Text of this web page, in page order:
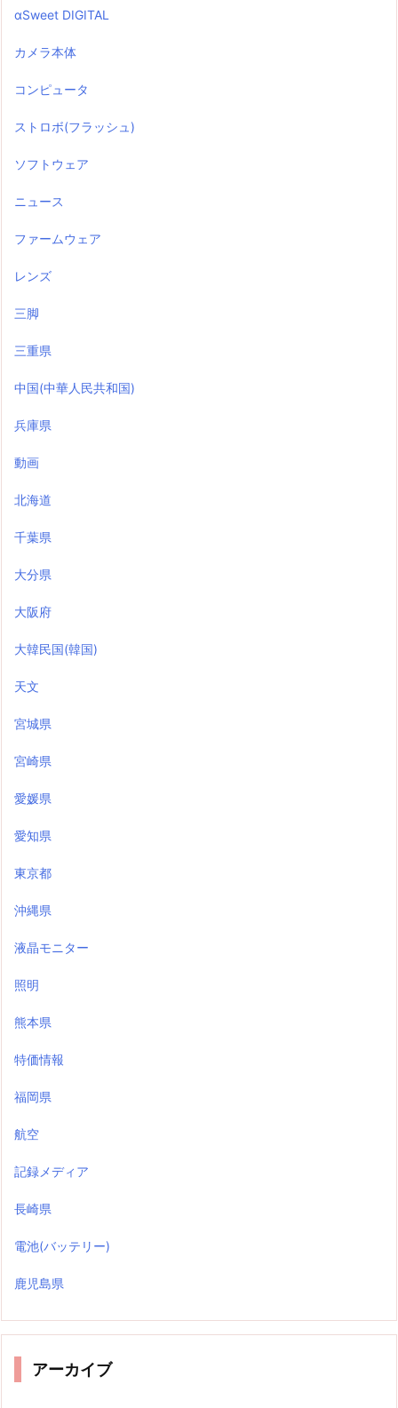
αSweet DIGITAL
カメラ本体
コンピュータ
ストロボ(フラッシュ)
ソフトウェア
ニュース
ファームウェア
レンズ
三脚
三重県
中国(中華人民共和国)
兵庫県
動画
北海道
千葉県
大分県
大阪府
大韓民国(韓国)
天文
宮城県
宮崎県
愛媛県
愛知県
東京都
沖縄県
液晶モニター
照明
熊本県
特価情報
福岡県
航空
記録メディア
長崎県
電池(バッテリー)
鹿児島県
アーカイブ